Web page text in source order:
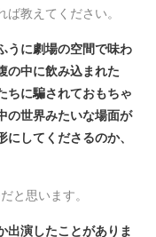
教えてください。
うに劇場の空間で味わ
の中に飲み込まれた
ちに騙されておもちゃ
の世界みたいな場面が
してくださるのか、
と思います。
出演したことがありま